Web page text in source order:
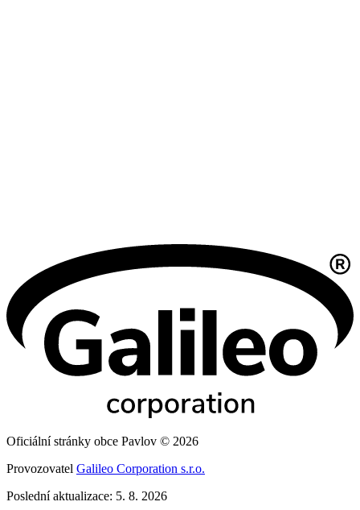
Oficiální stránky obce Pavlov © 2026
Provozovatel Galileo Corporation s.r.o.
Poslední aktualizace: 5. 8. 2026